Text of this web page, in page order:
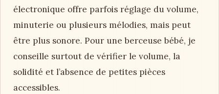
électronique offre parfois réglage du volume,
minuterie ou plusieurs mélodies, mais peut
être plus sonore. Pour une berceuse bébé, je
conseille surtout de vérifier le volume, la
solidité et l’absence de petites pièces
accessibles.